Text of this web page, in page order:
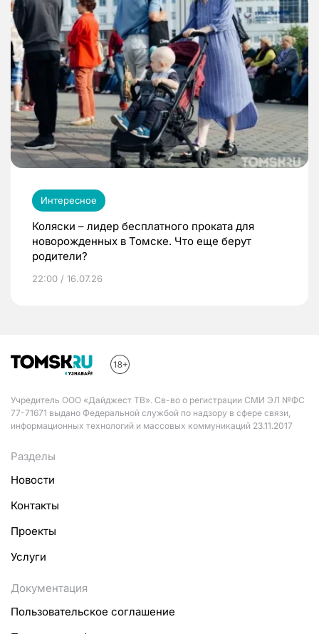
Интересное
Коляски – лидер бесплатного проката для
новорожденных в Томске. Что еще берут
родители?
22:00 / 16.07.26
Учредитель ООО «Дайджест ТВ». Св-во о регистрации СМИ ЭЛ №ФС
77-71671 выдано Федеральной службой по надзору в сфере связи,
информационных технологий и массовых коммуникаций 23.11.2017
Разделы
Новости
Контакты
Проекты
Услуги
Документация
Пользовательское соглашение